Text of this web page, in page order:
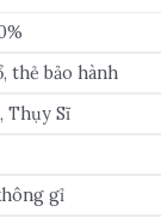
thẻ bảo hành
Thụy Sĩ
gỉ